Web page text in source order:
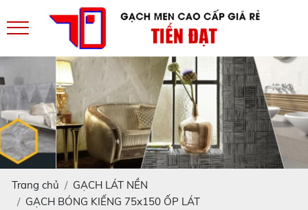
Trang chủ
GẠCH LÁT NỀN
GẠCH BÓNG KIẾNG 75x150 ỐP LÁT